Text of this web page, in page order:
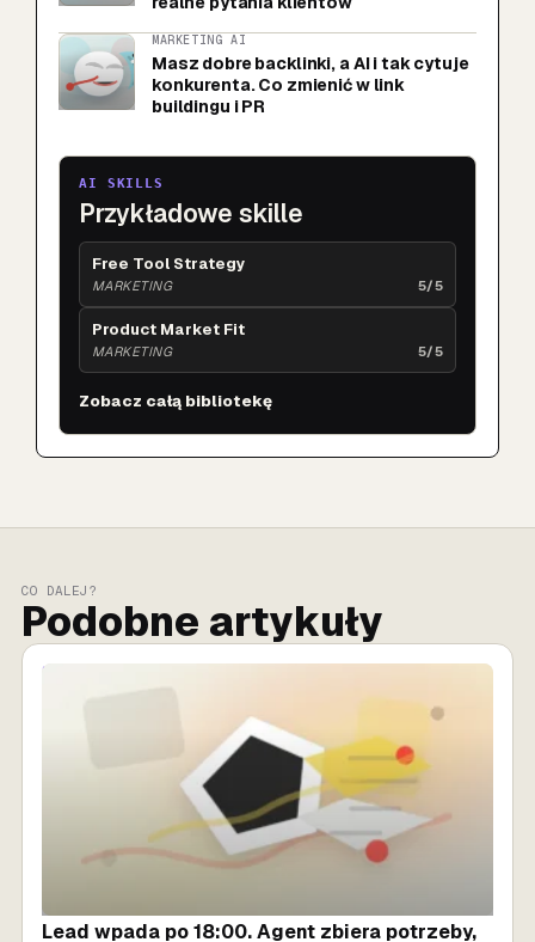
MARKETING AI
Masz dobre backlinki, a AI i tak cytuje
konkurenta. Co zmienić w link
buildingu i PR
AI SKILLS
Przykładowe skille
Free Tool Strategy
MARKETING 5/5
Product Market Fit
MARKETING 5/5
Zobacz całą bibliotekę
CO DALEJ?
Podobne artykuły
SPRZEDAŻ AI
Lead wpada po 18:00. Agent zbiera potrzeby,